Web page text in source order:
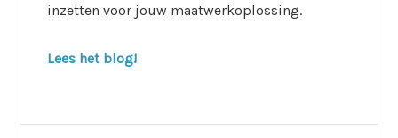
inzetten voor jouw maatwerkoplossing.
Lees het blog!